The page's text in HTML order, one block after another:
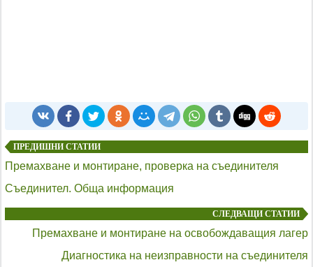
ПРЕДИШНИ СТАТИИ
Премахване и монтиране, проверка на съединителя
Съединител. Обща информация
СЛЕДВАЩИ СТАТИИ
Премахване и монтиране на освобождаващия лагер
Диагностика на неизправности на съединителя